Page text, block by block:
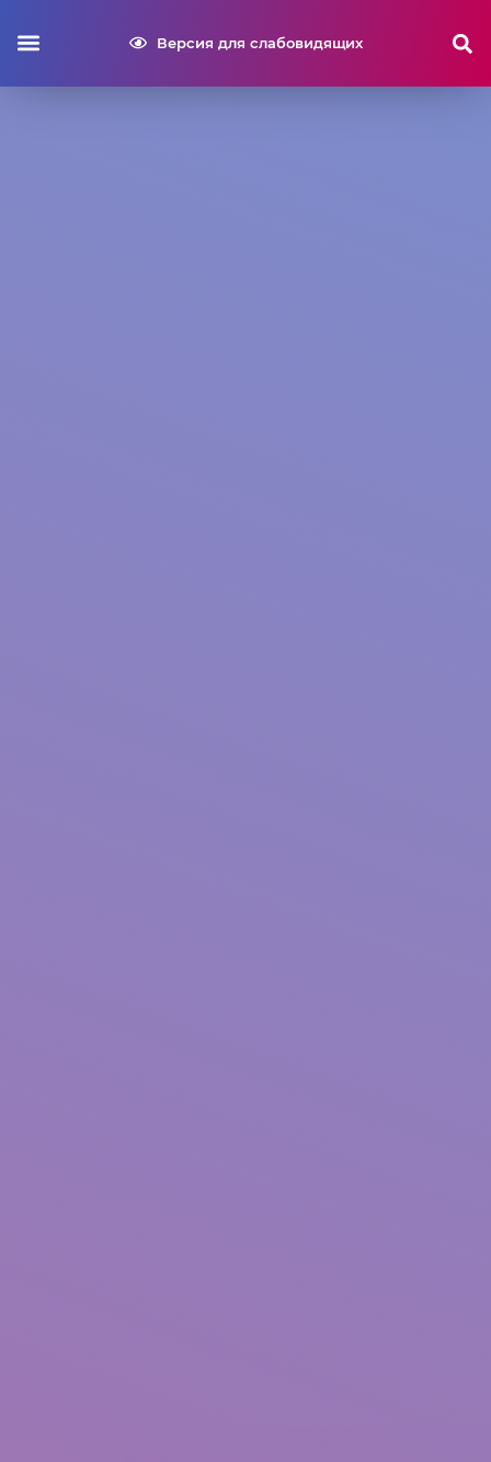
Версия для слабовидящих